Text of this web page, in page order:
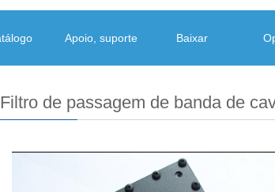
Apoio, suporte Baixar
Filtro de passagem de banda de